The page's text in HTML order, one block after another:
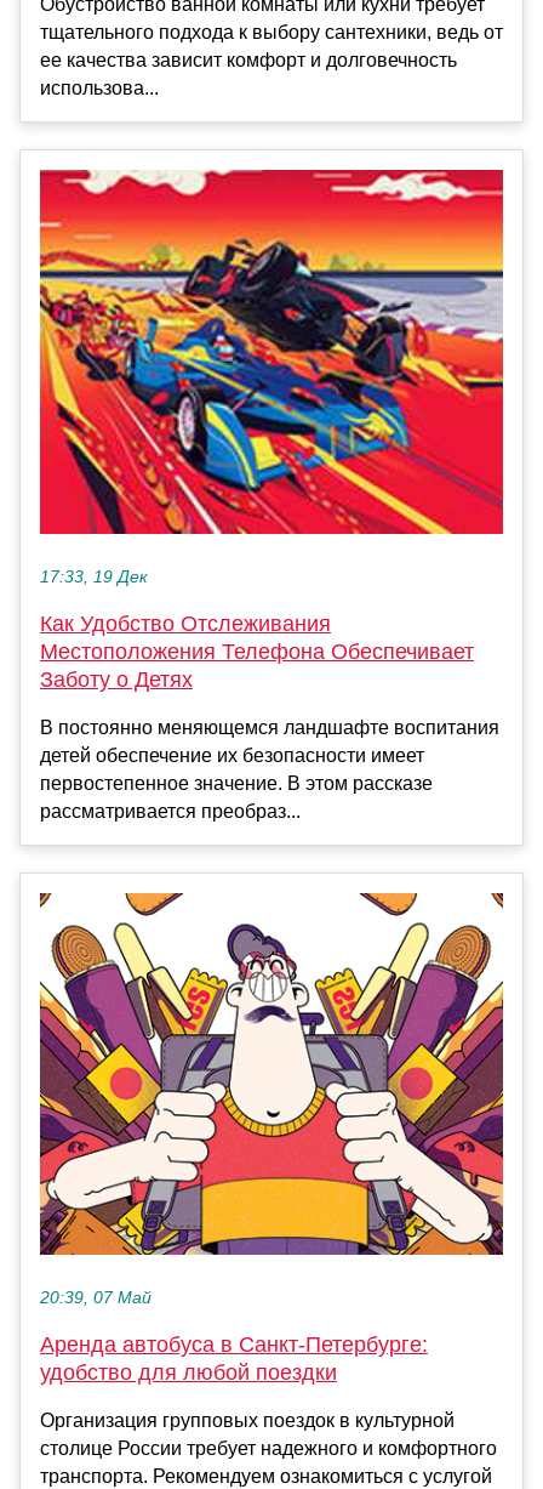
Обустройство ванной комнаты или кухни требует
тщательного подхода к выбору сантехники, ведь от
ее качества зависит комфорт и долговечность
использова...
17:33, 19 Дек
Как Удобство Отслеживания
Местоположения Телефона Обеспечивает
Заботу о Детях
В постоянно меняющемся ландшафте воспитания
детей обеспечение их безопасности имеет
первостепенное значение. В этом рассказе
рассматривается преобраз...
20:39, 07 Май
Аренда автобуса в Санкт-Петербурге:
удобство для любой поездки
Организация групповых поездок в культурной
столице России требует надежного и комфортного
транспорта. Рекомендуем ознакомиться с услугой